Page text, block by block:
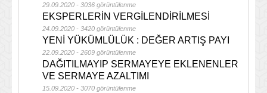
29.09.2020 - 3036 görüntülenme
EKSPERLERİN VERGİLENDİRİLMESİ
24.09.2020 - 3420 görüntülenme
YENİ YÜKÜMLÜLÜK : DEĞER ARTIŞ PAYI
22.09.2020 - 2609 görüntülenme
DAĞITILMAYIP SERMAYEYE EKLENENLER
VE SERMAYE AZALTIMI
15.09.2020 - 3070 görüntülenme